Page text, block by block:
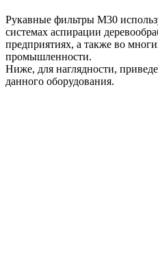
Рукавные фильтры М30
системах аспирации
предприятиях, а также во
промышленности.
Ниже, для наглядности,
данного оборудования.